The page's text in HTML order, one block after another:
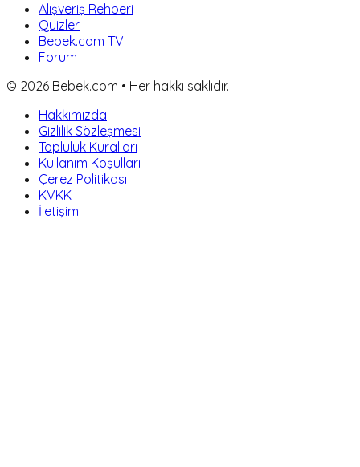
Alışveriş Rehberi
Quizler
Bebek.com TV
Forum
© 2026 Bebek.com • Her hakkı saklıdır.
Hakkımızda
Gizlilik Sözleşmesi
Topluluk Kuralları
Kullanım Koşulları
Çerez Politikası
KVKK
İletişim